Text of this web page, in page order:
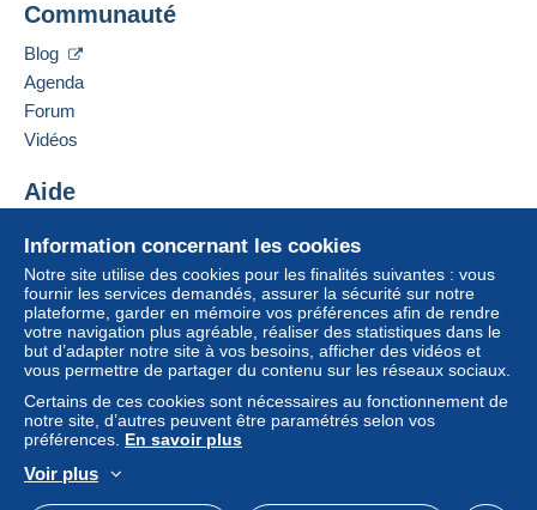
Information concernant les cookies
Notre site utilise des cookies pour les finalités suivantes : vous
fournir les services demandés, assurer la sécurité sur notre
plateforme, garder en mémoire vos préférences afin de rendre
votre navigation plus agréable, réaliser des statistiques dans le
but d’adapter notre site à vos besoins, afficher des vidéos et
vous permettre de partager du contenu sur les réseaux sociaux.
Certains de ces cookies sont nécessaires au fonctionnement de
notre site, d’autres peuvent être paramétrés selon vos
préférences. En savoir plus
Voir plus
Communauté
Blog
Agenda
Forum
Vidéos
Aide
Acheter sur Delcampe
Vendre sur Delcampe
Un site sécurisé